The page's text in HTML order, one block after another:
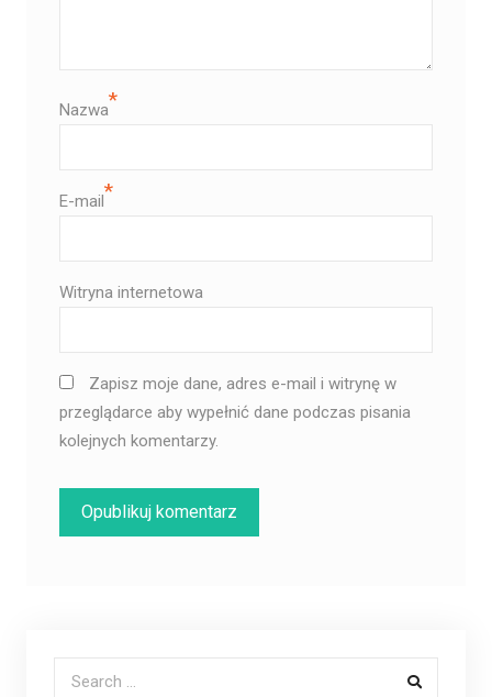
Nazwa*
E-mail*
Witryna internetowa
Zapisz moje dane, adres e-mail i witrynę w
przeglądarce aby wypełnić dane podczas pisania
kolejnych komentarzy.
Search for: